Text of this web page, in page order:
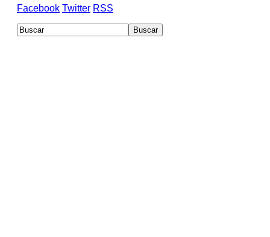
Facebook Twitter RSS